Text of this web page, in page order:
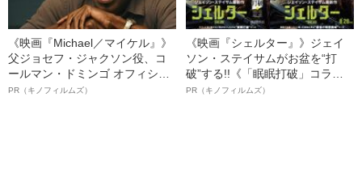
《映画『Michael／マイケル』》
父ジョセフ・ジャクソン役、コ
ールマン・ドミンゴ オフィシャ
ルインタビュー“観客を魅了した
PR（キノフィルムズ）
《映画『シェルター』》ジェイ
ソン・ステイサムがお盆を“打
破”する!!《「眠眠打破」コラ
ボ》
PR（キノフィルムズ）